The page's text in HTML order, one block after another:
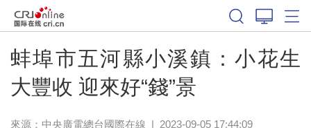
蚌埠市五河縣小溪鎮：小花生
大豐收 迎來好“錢”景
來源：中央廣電總台國際在線 | 2023-09-05 17:44:09